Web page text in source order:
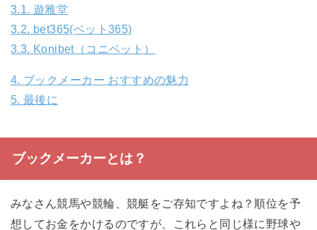
3.1. 遊雅堂
3.2. bet365(ベット365)
3.3. Konibet（コニベット）
4. ブックメーカー おすすめの魅力
5. 最後に
ブックメーカーとは？
みなさん競馬や競輪、競艇をご存知ですよね？順位を予
想してお金をかけるのですが、これらと同じ様に野球や